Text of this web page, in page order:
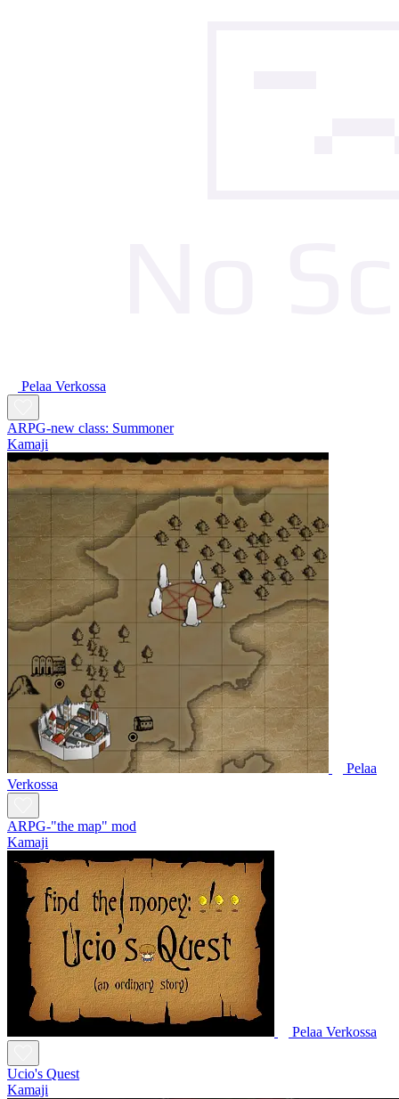
Pelaa Verkossa
ARPG-new class: Summoner
Kamaji
Pelaa
Verkossa
ARPG-"the map" mod
Kamaji
Pelaa Verkossa
Ucio's Quest
Kamaji